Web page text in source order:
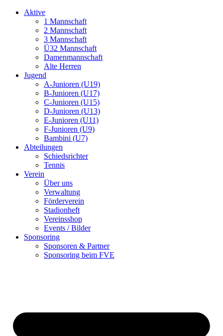
Aktive
1 Mannschaft
2 Mannschaft
3 Mannschaft
Ü32 Mannschaft
Damenmannschaft
Alte Herren
Jugend
A-Junioren (U19)
B-Junioren (U17)
C-Junioren (U15)
D-Junioren (U13)
E-Junioren (U11)
F-Junioren (U9)
Bambini (U7)
Abteilungen
Schiedsrichter
Tennis
Verein
Über uns
Verwaltung
Förderverein
Stadionheft
Vereinsshop
Events / Bilder
Sponsoring
Sponsoren & Partner
Sponsoring beim FVE